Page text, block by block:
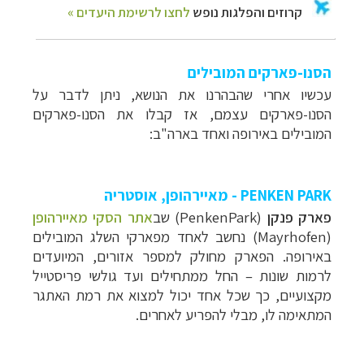
הסנו-פארקים המובילים
עכשיו אחרי שהבהרנו את הנושא, ניתן לדבר על
הסנו-פארקים עצמם, אז קבלו את הסנו-פארקים
המובילים באירופה ואחד בארה"ב:
PENKEN PARK - מאיירהופן, אוסטריה
פארק פנקן (PenkenPark) שב
אתר הסקי מאיירהופן
(Mayrhofen)
נחשב לאחד מפארקי השלג המובילים
באירופה. הפארק מחולק למספר אזורים, המיועדים
לרמות שונות – החל ממתחילים ועד גולשי פריסטייל
מקצועיים, כך שכל אחד יכול למצוא את רמת האתגר
המתאימה לו, מבלי להפריע לאחרים.